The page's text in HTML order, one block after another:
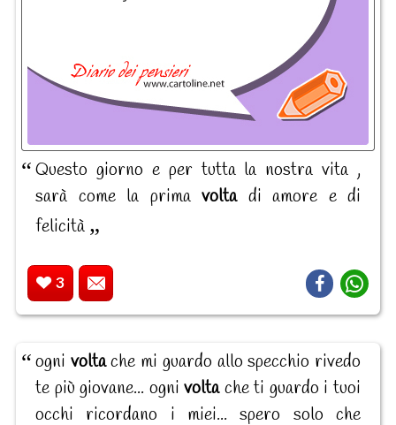
Questo giorno e per tutta la nostra vita ,
sarà come la prima voltadi amore e di
felicità
3
ogni voltache mi guardo allo specchio rivedo
te più giovane... ognivoltache ti guardo i tuoi
occhi ricordano i miei... spero solo che